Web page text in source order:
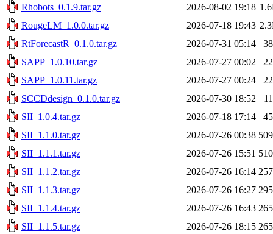
Rhobots_0.1.9.tar.gz 2026-08-02 19:18
RougeLM_1.0.0.tar.gz
2026-07-18 19:43
RtForecastR_0.1.0.tar.gz
2026-07-31 05:14
SAPP_1.0.10.tar.gz
2026-07-27 00:02
SAPP_1.0.11.tar.gz
2026-07-27 00:24
SCCDdesign_0.1.0.tar.gz
2026-07-30 18:52
SII_1.0.4.tar.gz
2026-07-18 17:14
SII_1.1.0.tar.gz
2026-07-26 00:38
SII_1.1.1.tar.gz
2026-07-26 15:51
SII_1.1.2.tar.gz
2026-07-26 16:14
SII_1.1.3.tar.gz
2026-07-26 16:27
SII_1.1.4.tar.gz
2026-07-26 16:43
SII_1.1.5.tar.gz
2026-07-26 18:15